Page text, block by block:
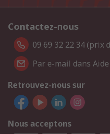
Contactez-nous
09 69 32 22 34 (prix
Par e-mail dans
Retrouvez-nous sur
Nous acceptons